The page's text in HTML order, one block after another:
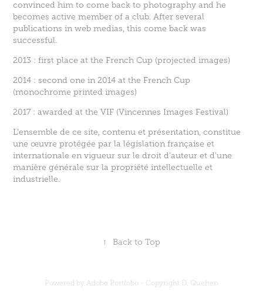
convinced him to come back to photography and he
becomes active member of a club. After several
publications in web medias, this come back was
successful.
2013 : first place at the French Cup (projected images)
2014 : second one in 2014 at the French Cup
(monochrome printed images)
2017 : awarded at the VIF (Vincennes Images Festival)
L’ensemble de ce site, contenu et présentation, constitue
une œuvre protégée par la législation française et
internationale en vigueur sur le droit d’auteur et d’une
manière générale sur la propriété intellectuelle et
industrielle.
↑ Back to Top
Powered by Adobe Portfolio - Copyright D. Quehen